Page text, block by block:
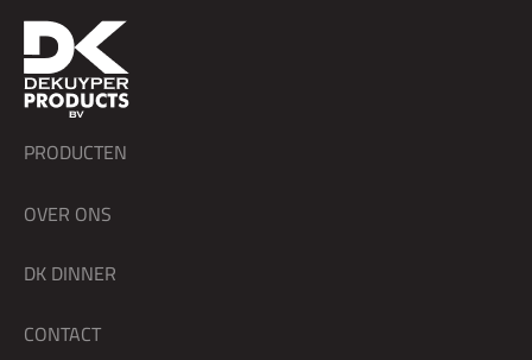
PRODUCTEN
OVER ONS
DK DINNER
CONTACT